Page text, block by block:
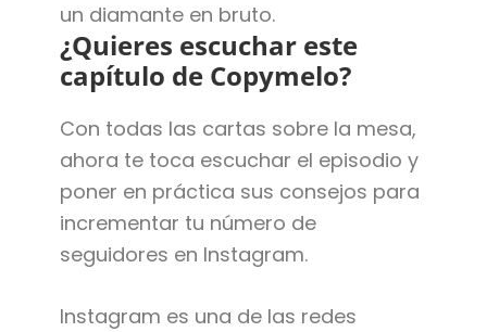
un diamante en bruto.
¿Quieres escuchar este
capítulo de Copymelo?
Con todas las cartas sobre la mesa,
ahora te toca escuchar el episodio y
poner en práctica sus consejos para
incrementar tu número de
seguidores en Instagram.
Instagram es una de las redes